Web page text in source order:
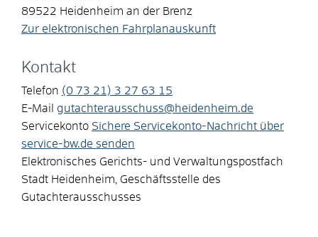
89522 Heidenheim an der Brenz
Zur elektronischen Fahrplanauskunft
Kontakt
Telefon (0 73 21) 3 27 63 15
E-Mail
gutachterausschuss@heidenheim.de
Servicekonto Sichere Servicekonto-Nachricht über
service-bw.de senden
Elektronisches Gerichts- und Verwaltungspostfach
Stadt Heidenheim, Geschäftsstelle des
Gutachterausschusses